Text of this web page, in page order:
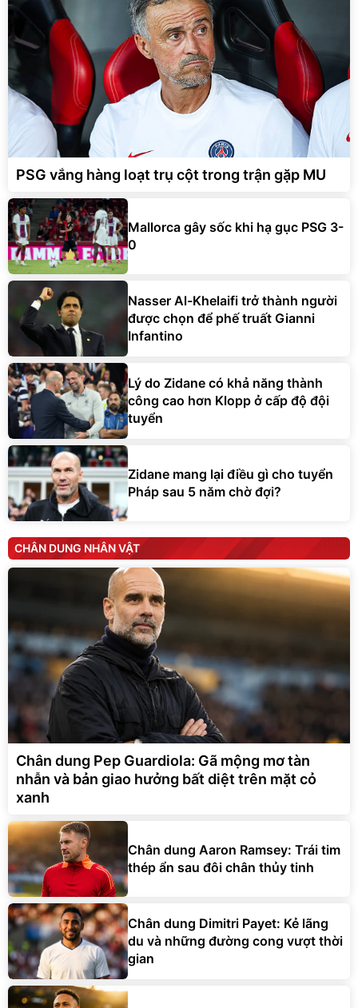
PSG vắng hàng loạt trụ cột trong trận gặp MU
Mallorca gây sốc khi hạ gục PSG 3-
0
Nasser Al-Khelaifi trở thành người
được chọn để phế truất Gianni
Infantino
Lý do Zidane có khả năng thành
công cao hơn Klopp ở cấp độ đội
tuyển
Zidane mang lại điều gì cho tuyển
Pháp sau 5 năm chờ đợi?
CHÂN DUNG NHÂN VẬT
Chân dung Pep Guardiola: Gã mộng mơ tàn
nhẫn và bản giao hưởng bất diệt trên mặt cỏ
xanh
Chân dung Aaron Ramsey: Trái tim
thép ẩn sau đôi chân thủy tinh
Chân dung Dimitri Payet: Kẻ lãng
du và những đường cong vượt thời
gian